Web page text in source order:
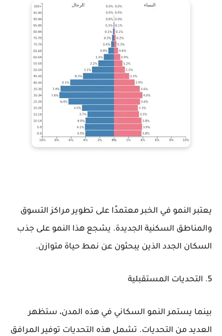
يعتبر النمو في الخبر معتمدًا على تطوير مراكز التسوق
والمناطق السكنية الجديدة. يشجع هذا النمو على جذب
السكان الجدد الذين يبحثون عن نمط حياة متوازن.
5. التحديات المستقبلية
بينما يستمر النمو السكاني في هذه المدن، ستظهر
العديد من التحديات. تشمل هذه التحديات توفير المرافق